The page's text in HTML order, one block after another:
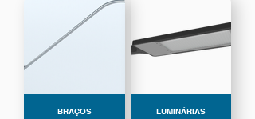
BRAÇOS LUMINÁRIAS